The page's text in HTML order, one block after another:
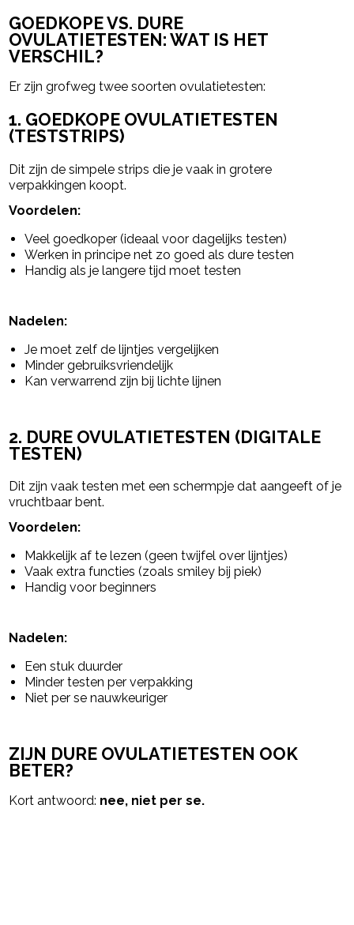
GOEDKOPE VS. DURE
OVULATIETESTEN: WAT IS HET
VERSCHIL?
Er zijn grofweg twee soorten ovulatietesten:
1. GOEDKOPE OVULATIETESTEN
(TESTSTRIPS)
Dit zijn de simpele strips die je vaak in grotere
verpakkingen koopt.
Voordelen:
Veel goedkoper (ideaal voor dagelijks testen)
Werken in principe net zo goed als dure testen
Handig als je langere tijd moet testen
Nadelen:
Je moet zelf de lijntjes vergelijken
Minder gebruiksvriendelijk
Kan verwarrend zijn bij lichte lijnen
2. DURE OVULATIETESTEN (DIGITALE
TESTEN)
Dit zijn vaak testen met een schermpje dat aangeeft of je
vruchtbaar bent.
Voordelen:
Makkelijk af te lezen (geen twijfel over lijntjes)
Vaak extra functies (zoals smiley bij piek)
Handig voor beginners
Nadelen:
Een stuk duurder
Minder testen per verpakking
Niet per se nauwkeuriger
ZIJN DURE OVULATIETESTEN OOK
BETER?
Kort antwoord: nee, niet per se.